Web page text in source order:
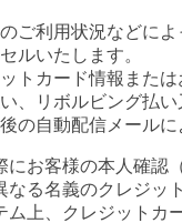
ご利用状況などに
ルいたします。
トカード情報また
、リボルビング払
の自動配信メールに
お客様の本人確認
る名義のクレジッ
上、クレジットカ